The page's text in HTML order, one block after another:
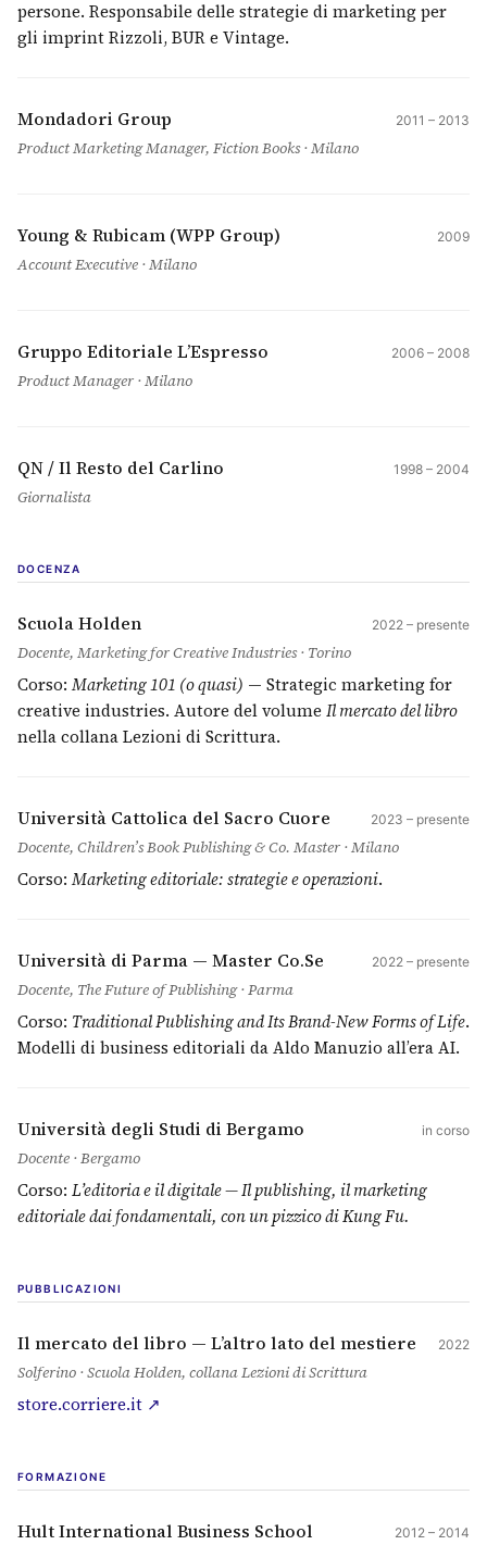
persone. Responsabile delle strategie di marketing per
gli imprint Rizzoli, BUR e Vintage.
Mondadori Group 2011 – 2013
Product Marketing Manager, Fiction Books · Milano
Young & Rubicam (WPP Group) 2009
Account Executive · Milano
Gruppo Editoriale L’Espresso 2006 – 2008
Product Manager · Milano
QN / Il Resto del Carlino 1998 – 2004
Giornalista
DOCENZA
Scuola Holden 2022 – presente
Docente, Marketing for Creative Industries · Torino
Corso: Marketing 101 (o quasi) — Strategic marketing for
creative industries. Autore del volume Il mercato del libro
nella collana Lezioni di Scrittura.
Università Cattolica del Sacro Cuore 2023 – presente
Docente, Children’s Book Publishing & Co. Master · Milano
Corso: Marketing editoriale: strategie e operazioni.
Università di Parma — Master Co.Se 2022 – presente
Docente, The Future of Publishing · Parma
Corso: Traditional Publishing and Its Brand-New Forms of Life.
Modelli di business editoriali da Aldo Manuzio all’era AI.
Università degli Studi di Bergamo in corso
Docente · Bergamo
Corso: L’editoria e il digitale — Il publishing, il marketing
editoriale dai fondamentali, con un pizzico di Kung Fu.
PUBBLICAZIONI
Il mercato del libro — L’altro lato del mestiere 2022
Solferino · Scuola Holden, collana Lezioni di Scrittura
store.corriere.it ↗
FORMAZIONE
Hult International Business School 2012 – 2014